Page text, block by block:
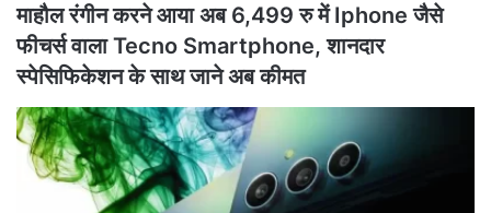
माहौल रंगीन करने आया अब 6,499 रु में Iphone जैसे
फीचर्स वाला Tecno Smartphone, शानदार
स्पेसिफिकेशन के साथ जाने अब कीमत